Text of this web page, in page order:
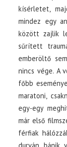
kísérletet,
mindez egy
között zajlik
sűrített
emberöltő
nincs vége. A
főbb
maratoni,
egy-egy
már első
férfiak